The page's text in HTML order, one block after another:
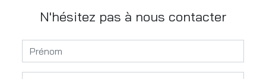
N'hésitez pas à nous contacter